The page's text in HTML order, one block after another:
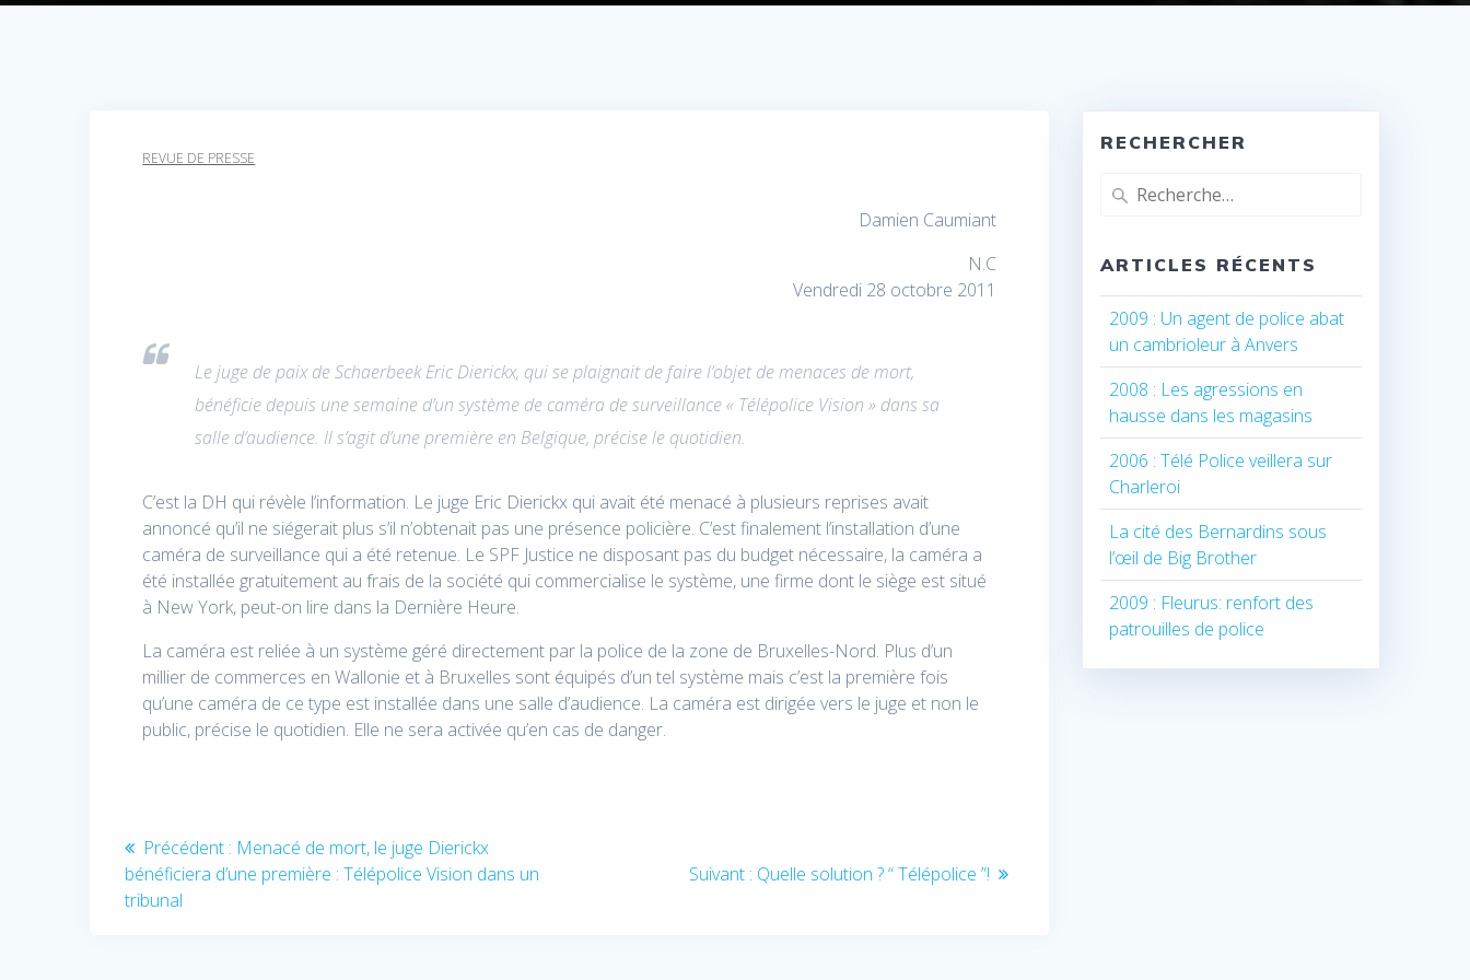
REVUE DE PRESSE
Damien Caumiant
N.C
Vendredi 28 octobre 2011
Le juge de paix de Schaerbeek Eric Dierickx, qui se plaignait de faire l’objet de menaces de mort,
bénéficie depuis une semaine d’un système de caméra de surveillance « Télépolice Vision » dans sa
salle d’audience. Il s’agit d’une première en Belgique, précise le quotidien.
C’est la DH qui révèle l’information. Le juge Eric Dierickx qui avait été menacé à plusieurs reprises avait
annoncé qu’il ne siégerait plus s’il n’obtenait pas une présence policière. C’est finalement l’installation d’une
caméra de surveillance qui a été retenue. Le SPF Justice ne disposant pas du budget nécessaire, la caméra a
été installée gratuitement au frais de la société qui commercialise le système, une firme dont le siège est situé
à New York, peut-on lire dans la Dernière Heure.
La caméra est reliée à un système géré directement par la police de la zone de Bruxelles-Nord. Plus d’un
millier de commerces en Wallonie et à Bruxelles sont équipés d’un tel système mais c’est la première fois
qu’une caméra de ce type est installée dans une salle d’audience. La caméra est dirigée vers le juge et non le
public, précise le quotidien. Elle ne sera activée qu’en cas de danger.
Navigation
de
Précédent : Article
précédent
Menacé de mort, le juge Dierickx
bénéficiera d’une première : Télépolice Vision dans un
tribunal
Suivant : Article
Quelle solution ? “ Télépolice ”!
RECHERCHER
Recherche
pour
ARTICLES RÉCENTS
2009 : Un agent de police abat
un cambrioleur à Anvers
2008 : Les agressions en
hausse dans les magasins
2006 : Télé Police veillera sur
Charleroi
La cité des Bernardins sous
l’œil de Big Brother
2009 : Fleurus: renfort des
patrouilles de police